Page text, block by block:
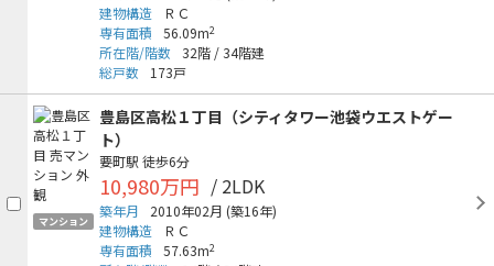
建物構造
ＲＣ
専有面積
56.09m2
所在階/階数 32階 /34階建
総戸数
173戸
マンション
豊島区高松１丁目（シティタワー池袋ウエストゲー
ト）
要町駅 徒歩6分
10,980万円 / 2LDK
築年月 2010年02月 (築16年)
建物構造
ＲＣ
専有面積
57.63m2